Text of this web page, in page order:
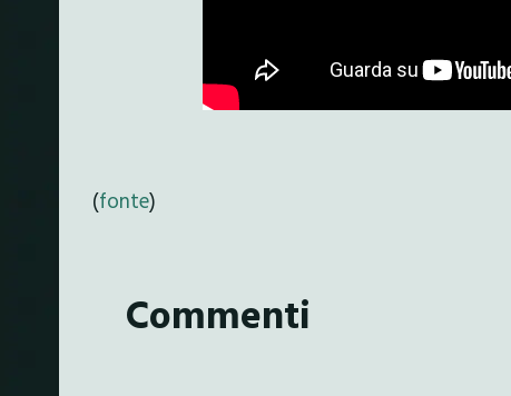
(fonte)
Commenti